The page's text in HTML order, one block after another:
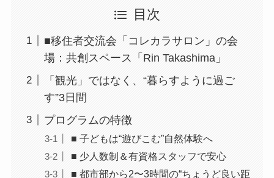
目次
■移住者交流会「コレカラサロン」の会
場：共創スペース「Rin Takashima」
「観光」ではなく、“暮らすように過ご
す”3日間
プログラムの特徴
■ 子どもは“遊びこむ”自然体験へ
■ 少人数制＆有資格スタッフで安心
■ 都市部から2〜3時間の“ちょうど良い距